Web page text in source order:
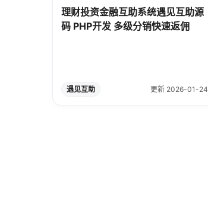
理财投资金融互助系统遇见互助源
码 PHP开发 多级分销快速返佣
遇见互助 更新 2026-01-24